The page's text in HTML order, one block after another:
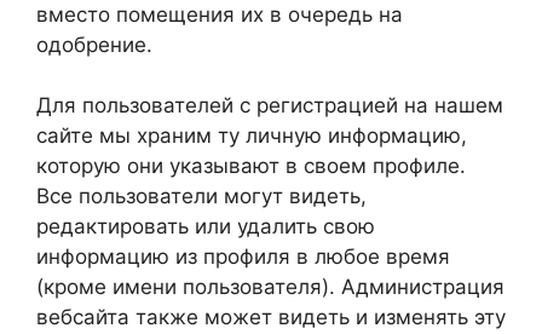
вместо помещения их в очередь на
одобрение.
Для пользователей с регистрацией на нашем
сайте мы храним ту личную информацию,
которую они указывают в своем профиле.
Все пользователи могут видеть,
редактировать или удалить свою
информацию из профиля в любое время
(кроме имени пользователя). Администрация
вебсайта также может видеть и изменять эту